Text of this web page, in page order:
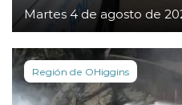
Martes 4 de agosto de
Región de OHiggins